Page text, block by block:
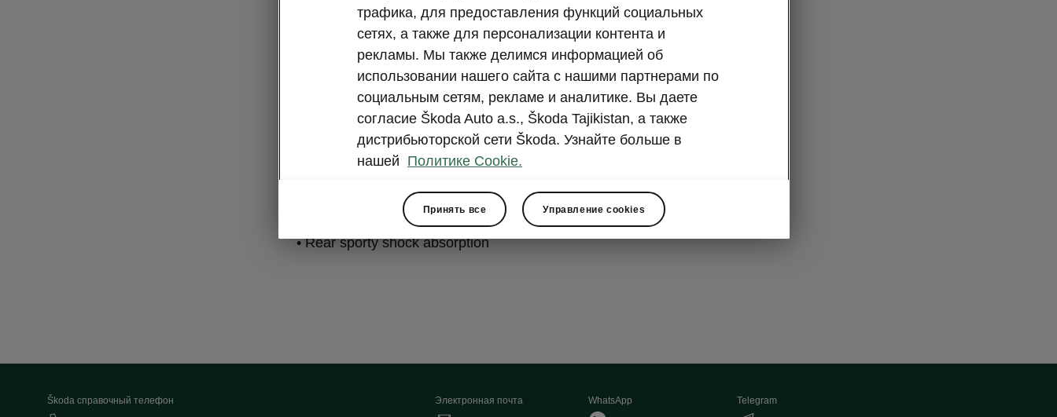
Performance
• Progressive steering
• Sport suspension
• Aluminium pedals
• Rear sporty shock absorption
Škoda cправочный телефон Электронная почта WhatsApp Telegram
трафика, для предоставления функций социальных
сетях, а также для персонализации контента и
рекламы. Мы также делимся информацией об
использовании нашего сайта с нашими партнерами по
социальным сетям, рекламе и аналитике. Вы даете
согласие Škoda Auto a.s., Škoda Tajikistan, а также
дистрибьюторской сети Škoda. Узнайте больше в
нашей Политике Cookie.
Принять все Управление cookies